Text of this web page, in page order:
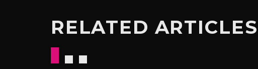
RELATED ARTICLES